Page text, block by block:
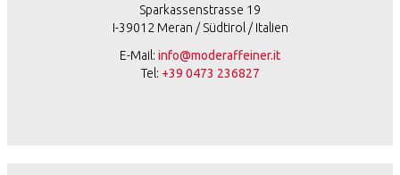
Sparkassenstrasse 19
I-39012 Meran / Südtirol / Italien
E-Mail: info@moderaffeiner.it
Tel: +39 0473 236827